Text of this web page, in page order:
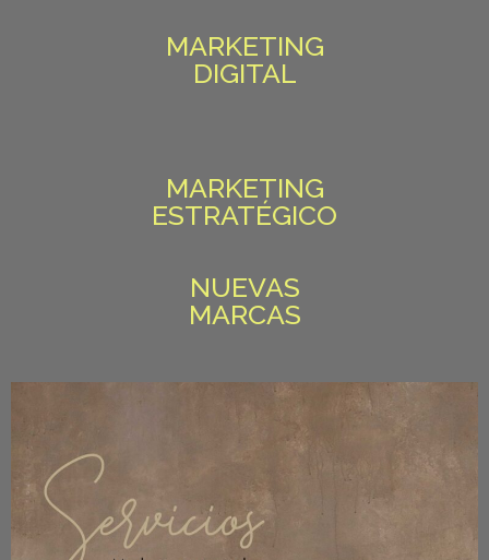
MARKETING
DIGITAL
MARKETING
ESTRATÉGICO
NUEVAS
MARCAS